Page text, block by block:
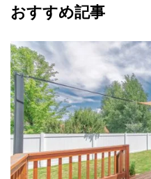
おすすめ記事